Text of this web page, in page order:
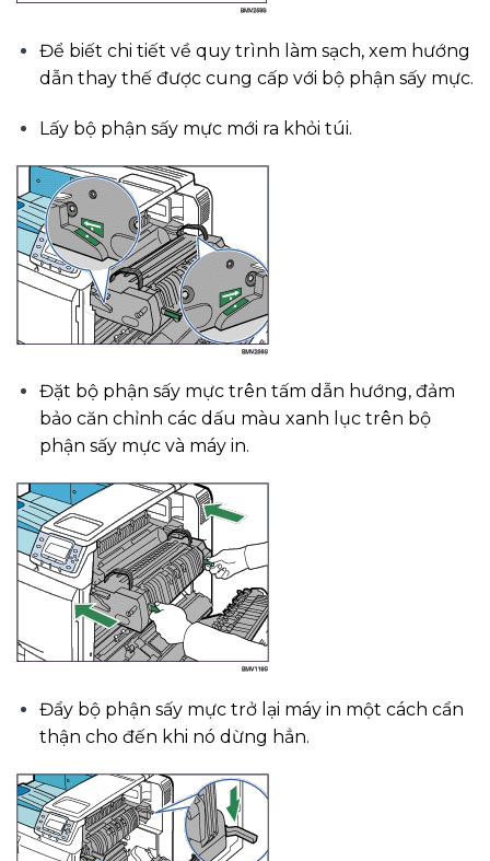
Để biết chi tiết về quy trình làm sạch, xem hướng
dẫn thay thế được cung cấp với bộ phận sấy mực.
Lấy bộ phận sấy mực mới ra khỏi túi.
Đặt bộ phận sấy mực trên tấm dẫn hướng, đảm
bảo căn chỉnh các dấu màu xanh lục trên bộ
phận sấy mực và máy in.
Đẩy bộ phận sấy mực trở lại máy in một cách cẩn
thận cho đến khi nó dừng hẳn.